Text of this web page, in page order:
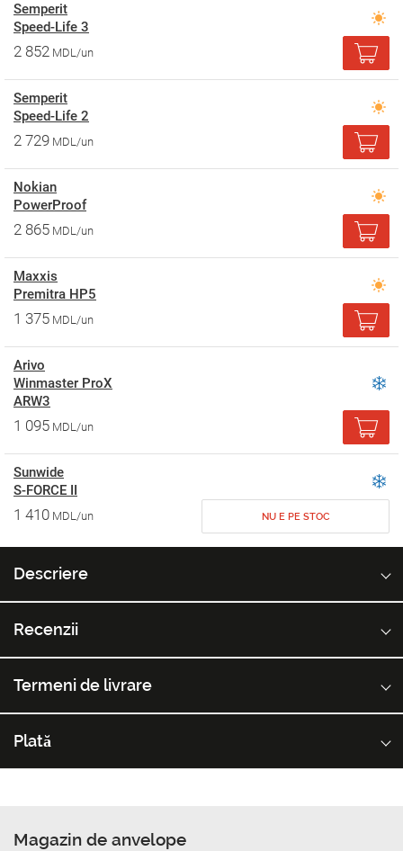
Semperit
Speed-Life 3
2 852 MDL/un
Semperit
Speed-Life 2
2 729 MDL/un
Nokian
PowerProof
2 865 MDL/un
Maxxis
Premitra HP5
1 375 MDL/un
Arivo
Winmaster ProX
ARW3
1 095 MDL/un
Sunwide
S-FORCE II
1 410 MDL/un NU E PE STOC
Descriere
Recenzii
Termeni de livrare
Plată
Magazin de anvelope